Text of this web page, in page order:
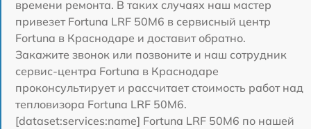
времени ремонта. В таких случаях наш мастер
привезет Fortuna LRF 50M6 в сервисный центр
Fortuna в Краснодаре и доставит обратно.
Закажите звонок или позвоните и наш сотрудник
сервис-центра Fortuna в Краснодаре
проконсультирует и рассчитает стоимость работ над
тепловизора Fortuna LRF 50M6.
[dataset:services:name] Fortuna LRF 50M6 по нашей